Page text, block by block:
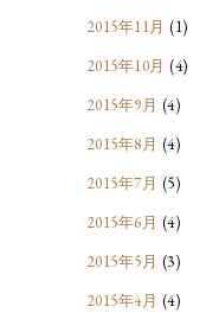
2015年11月 (1)
2015年10月 (4)
2015年9月 (4)
2015年8月 (4)
2015年7月 (5)
2015年6月 (4)
2015年5月 (3)
2015年4月 (4)